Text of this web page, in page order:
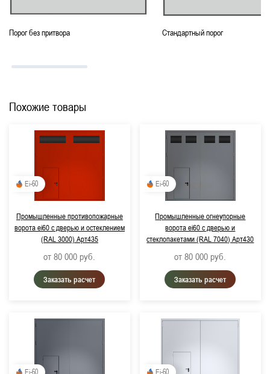
Порог без притвора Стандартный порог
Похожие товары
Ei-60
Промышленные противопожарные
ворота ei60 с дверью и остеклением
(RAL 3000) Арт435
от 80 000 руб.
Заказать расчет
Ei-60
Промышленные огнеупорные
ворота ei60 с дверью и
стеклопакетами (RAL 7040) Арт430
от 80 000 руб.
Заказать расчет